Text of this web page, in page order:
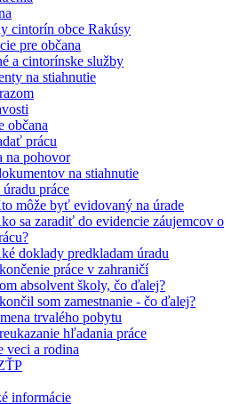
cintorín obce Rakúsy
pre občana
a cintorínske služby
na stiahnutie
občana
prácu
na pohovor
na stiahnutie
práce
môže byť evidovaný na úrade
sa zaradiť do evidencie záujemcov o
doklady predkladam úradu
práce v zahraničí
absolvent školy, čo ďalej?
som zamestnanie - čo ďalej?
trvalého pobytu
hľadania práce
veci a rodina
informácie